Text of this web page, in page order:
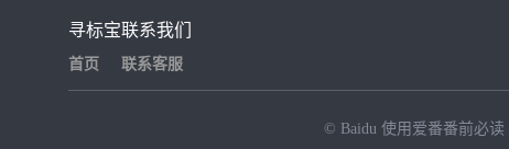
寻标宝
首页
联系我们
联系客服
© Baidu 使用爱番番前必读